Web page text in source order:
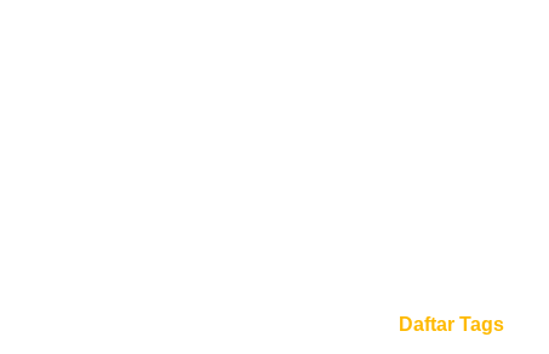
Daftar Tags